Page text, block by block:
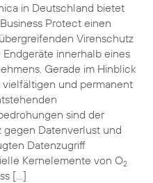
in Deutschland bietet
Protect einen
Virenschutz
innerhalb eines
Gerade im Hinblick
vielfältigen und permanent
sind der
gegen Datenverlust und
Datenzugriff
Kernelemente von O2
[…]